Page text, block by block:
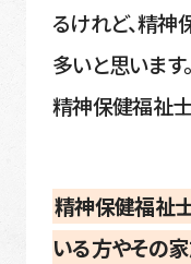
るけれど、精神
多いと思います。
精神保健福祉士
精神保健福祉
いる方やその